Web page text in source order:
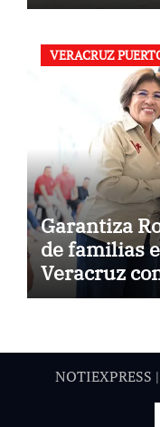
VERACRUZ
Garantiza
de familias
Veracruz
escrituras
NOTIEXPRESS |